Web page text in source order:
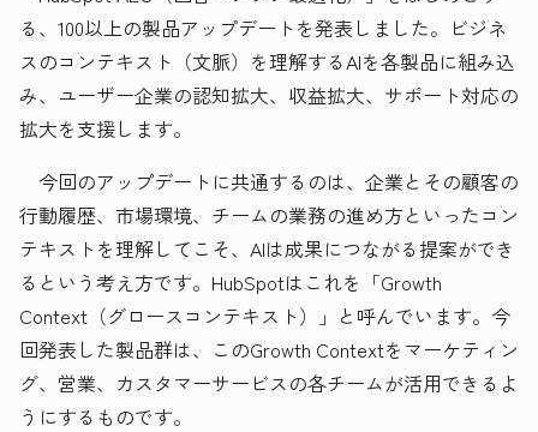
る、100以上の製品アップデートを発表しました。ビジネ
スのコンテキスト（文脈）を理解するAIを各製品に組み込
み、ユーザー企業の認知拡大、収益拡大、サポート対応の
拡大を支援します。
今回のアップデートに共通するのは、企業とその顧客の
行動履歴、市場環境、チームの業務の進め方といったコン
テキストを理解してこそ、AIは成果につながる提案ができ
るという考え方です。HubSpotはこれを「Growth
Context（グロースコンテキスト）」と呼んでいます。今
回発表した製品群は、このGrowth Contextをマーケティン
グ、営業、カスタマーサービスの各チームが活用できるよ
うにするものです。